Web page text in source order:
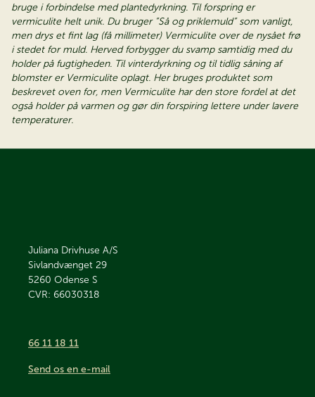
bruge i forbindelse med plantedyrkning. Til forspring er
vermiculite helt unik. Du bruger ”Så og priklemuld” som vanligt,
men drys et fint lag (få millimeter) Vermiculite over de nysået frø
i stedet for muld. Herved forbygger du svamp samtidig med du
holder på fugtigheden. Til vinterdyrkning og til tidlig såning af
blomster er Vermiculite oplagt. Her bruges produktet som
beskrevet oven for, men Vermiculite har den store fordel at det
også holder på varmen og gør din forspiring lettere under lavere
temperaturer.
Juliana Drivhuse A/S
Sivlandvænget 29
5260 Odense S
CVR: 66030318
66 11 18 11
Send os en e-mail